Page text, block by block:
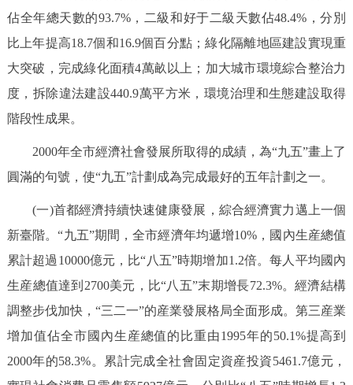
佔全年總天數的93.7%，二級和好于二級天數佔48.4%，分別
比上年提高18.7個和16.9個百分點；綠化隔離地區建設實現重
大突破，完成綠化面積4萬畝以上；加大城市環境綜合整治力
度，拆除違法建設440.9萬平方米，環境治理和生態建設取得
階段性成果。
2000年全市經濟社會發展所取得的成績，為“九五”畫上了
圓滿的句號，使“九五”計劃成為完成最好的五年計劃之一。
(一)首都經濟持續快速健康發展，綜合經濟實力邁上一個
新臺階。“九五”期間，全市經濟年均遞增10%，國內生産總值
累計超過10000億元，比“八五”時期增加1.2倍。每人平均國內
生産總值達到2700美元，比“八五”末期增長72.3%。經濟結構
調整步伐加快，“三二一”的産業發展格局全面形成。第三産業
增加值佔全市國內生産總值的比重由1995年的50.1%提高到
2000年的58.3%。累計完成全社會固定資産投資5461.7億元，